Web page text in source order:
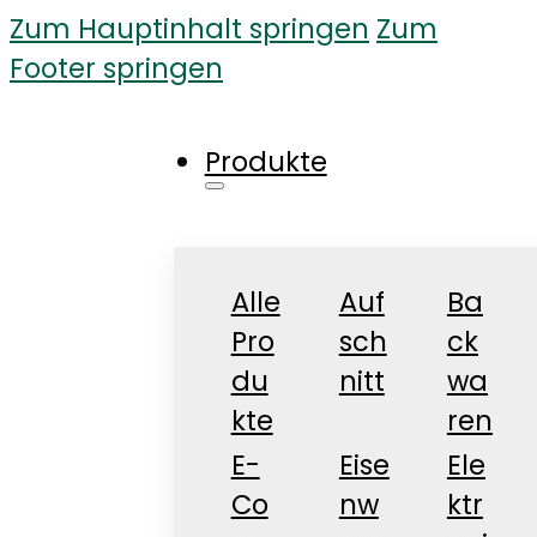
Zum Hauptinhalt springen Zum
Footer springen
Produkte
Alle
Pro
du
kte
Auf
sch
nitt
Ba
ck
wa
ren
E-
Co
Eise
nw
Ele
ktr